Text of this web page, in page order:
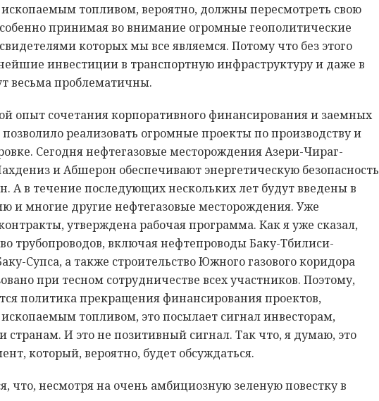
ископаемым топливом, вероятно, должны пересмотреть свою
принимая во внимание огромные геополитические
которых мы все являемся. Потому что без этого
инвестиции в транспортную инфраструктуру и даже в
весьма проблематичны.
опыт сочетания корпоративного финансирования и заемных
позволило реализовать огромные проекты по производству и
Сегодня нефтегазовые месторождения Азери-Чираг-
и Абшерон обеспечивают энергетическую безопасность
А в течение последующих нескольких лет будут введены в
и многие другие нефтегазовые месторождения. Уже
утверждена рабочая программа. Как я уже сказал,
трубопроводов, включая нефтепроводы Баку-Тбилиси-
Супса, а также строительство Южного газового коридора
при тесном сотрудничестве всех участников. Поэтому,
политика прекращения финансирования проектов,
ископаемым топливом, это посылает сигнал инвесторам,
странам. И это не позитивный сигнал. Так что, я думаю, это
который, вероятно, будет обсуждаться.
что, несмотря на очень амбициозную зеленую повестку в